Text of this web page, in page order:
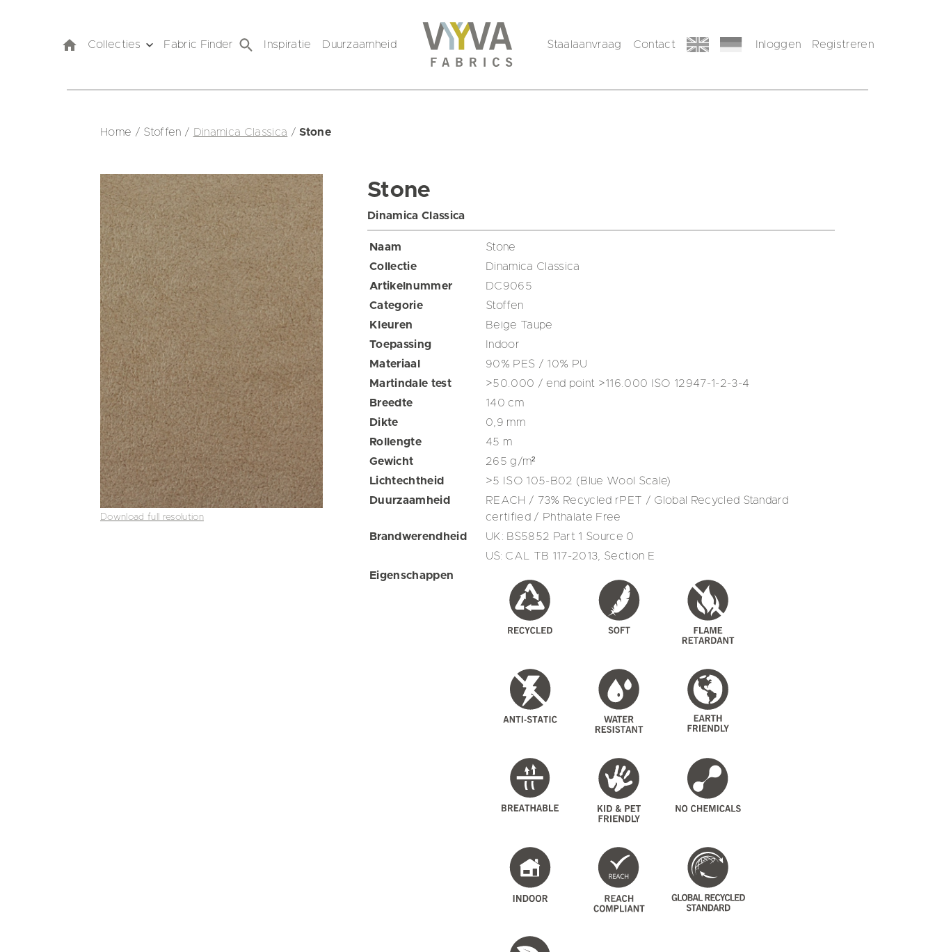
Collecties Fabric Finder Inspiratie Duurzaamheid Staalaanvraag Contact Inloggen Registreren
Home / Stoffen / Dinamica Classica /Stone
Download full resolution
Stone
Dinamica Classica
Naam
Stone
Collectie
Dinamica Classica
Artikelnummer
DC9065
Categorie
Stoffen
Kleuren
Beige Taupe
Toepassing
Indoor
Materiaal
90% PES / 10% PU
Martindale test
>50.000 / end point >116.000 ISO 12947-1-2-3-4
Breedte
140cm
Dikte
0,9 mm
Rollengte
45 m
Gewicht
265g/m²
Lichtechtheid
>5 ISO 105-B02 (Blue Wool Scale)
Duurzaamheid
REACH / 73% Recycled rPET / Global Recycled Standard
certified / Phthalate Free
Brandwerendheid
UK: BS5852 Part 1 Source 0
US: CAL TB 117-2013, Section E
Eigenschappen